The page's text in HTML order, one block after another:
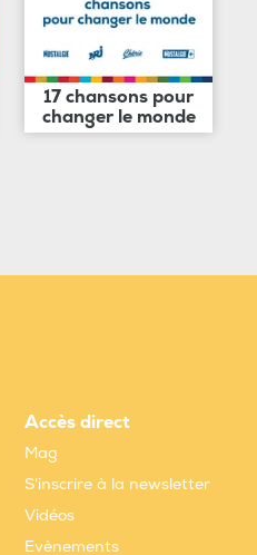
17 chansons pour
changer le monde
Accès direct
Mag
S'inscrire à la newsletter
Vidéos
Evènements